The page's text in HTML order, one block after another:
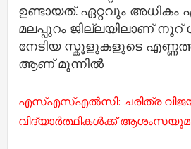
ഉണ്ടായത്. ഏറ്റവും
മലപ്പുറം ജില്ലയിലാണ് നൂറ്
നേടിയ സ്കൂളുകളുടെ
ആണ് മുന്നിൽ
എസ്‌എസ്‌എല്‍സി: ചരിത്ര
വിദ്യാര്‍ത്ഥികള്‍ക്ക്